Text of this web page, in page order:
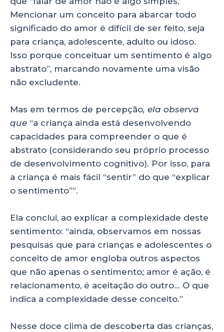
Mencionar um conceito para abarcar todo
significado do amor é difícil de ser feito, seja
para criança, adolescente, adulto ou idoso.
Isso porque conceituar um sentimento é algo
abstrato”, marcando novamente uma visão
não excludente.
Mas em termos de percepção, ela observa
que “a criança ainda está desenvolvendo
capacidades para compreender o que é
abstrato (considerando seu próprio processo
de desenvolvimento cognitivo). Por isso, para
a criança é mais fácil “sentir” do que “explicar
o sentimento””.
Ela conclui, ao explicar a complexidade deste
sentimento: “ainda, observamos em nossas
pesquisas que para crianças e adolescentes o
conceito de amor engloba outros aspectos
que não apenas o sentimento; amor é ação, é
relacionamento, é aceitação do outro… O que
indica a complexidade desse conceito.”
Nesse doce clima de descoberta das crianças,